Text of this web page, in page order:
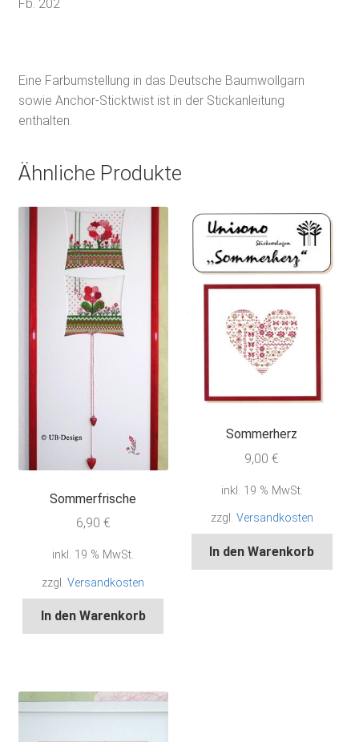
Fb. 202
Eine Farbumstellung in das Deutsche Baumwollgarn
sowie Anchor-Sticktwist ist in der Stickanleitung
enthalten.
Ähnliche Produkte
Sommerfrische
6,90 €
inkl. 19 % MwSt.
zzgl.Versandkosten
In den Warenkorb
Sommerherz
9,00€
inkl. 19 % MwSt.
zzgl. Versandkosten
In den Warenkorb